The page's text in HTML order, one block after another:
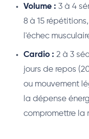
Volume : 3 à 4
8 à 15
l'échec
Cardio : 2 à 3
jours de repos
ou mouvement
la dépense
compromettre la